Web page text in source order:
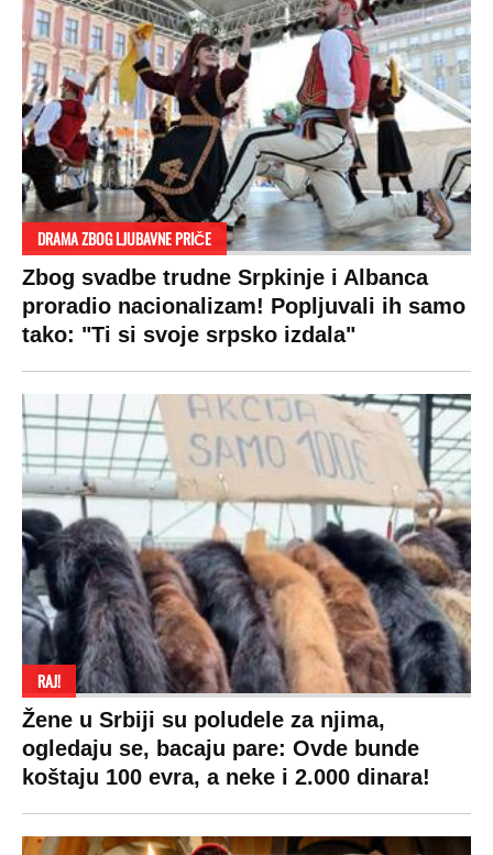
RAJ!
Žene u Srbiji su poludele za njima,
ogledaju se, bacaju pare: Ovde bunde
koštaju 100 evra, a neke i 2.000 dinara!
SPREMITE SE
Za posnu slavsku trpezu ove godine treba
izdvojiti ozbiljnu sumu novca: Nečija cela
plata ode na svega 20 gostiju
VESTI
Društvo
Hronika
SHOWBIZ
Zvezde
Holivud
SPORT
Košarka
VIRALNO
Svaštara
Tiktok